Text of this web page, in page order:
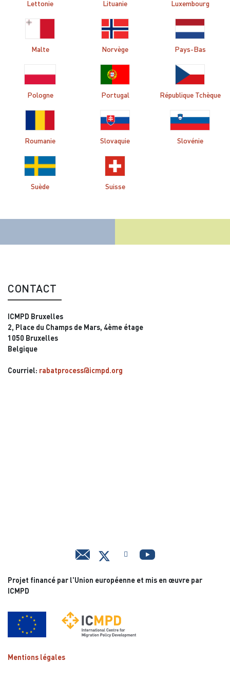
Lettonie Lituanie Luxembourg
Malte Norvège Pays-Bas
Pologne Portugal République Tchèque
Roumanie Slovaquie Slovénie
Suède Suisse
CONTACT
ICMPD Bruxelles
2, Place du Champs de Mars, 4ème étage
1050 Bruxelles
Belgique
Courriel: rabatprocess@icmpd.org
Projet financé par l'Union européenne et mis en œuvre par
ICMPD
Mentions légales